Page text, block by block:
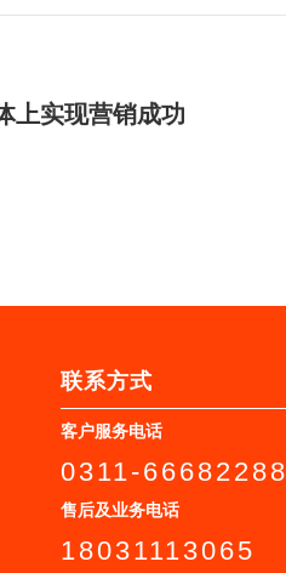
上实现营销成功
联系方式
客户服务电话
0311-66682288
售后及业务电话
18031113065